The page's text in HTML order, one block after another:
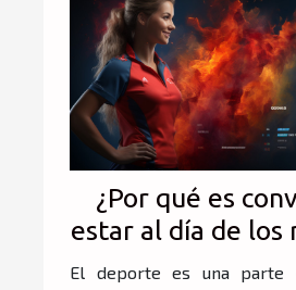
¿Por qué es
estar al día de los
de los
El deporte es una parte